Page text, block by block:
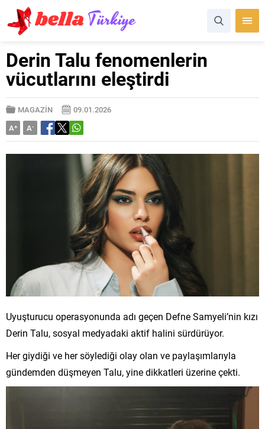
Derin Talu fenomenlerin
vücutlarını eleştirdi
MAGAZİN
09.01.2026
A+ A-
Uyuşturucu operasyonunda adı geçen Defne Samyeli’nin kızı
Derin Talu, sosyal medyadaki aktif halini sürdürüyor.
Her giydiği ve her söylediği olay olan ve paylaşımlarıyla
gündemden düşmeyen Talu, yine dikkatleri üzerine çekti.